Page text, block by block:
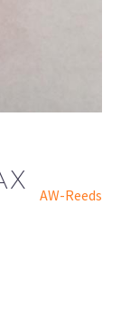
AW-Reeds